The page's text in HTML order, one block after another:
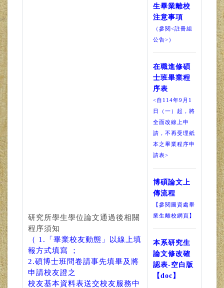
研究所學生學位論文通過後相關
程序須知
（ 1.「畢業校友動態」以線上填
報方式填寫 ；
2.碩博士班問卷請事先填畢及將
申請校友證之
校友基本資料表送交校友服務中
生畢業離校
注意事項
（參閱<註冊組
公告>）
在職進修碩
士班畢業程
序表
<自114年9月1
日（一）起，將
全面改線上申
請，不再受理紙
本之畢業程序申
請表>
博碩論文上
傳流程
【參閱圖資處畢
業生離校網頁】
本系研究生
論文修改確
認表-空白版
【doc】